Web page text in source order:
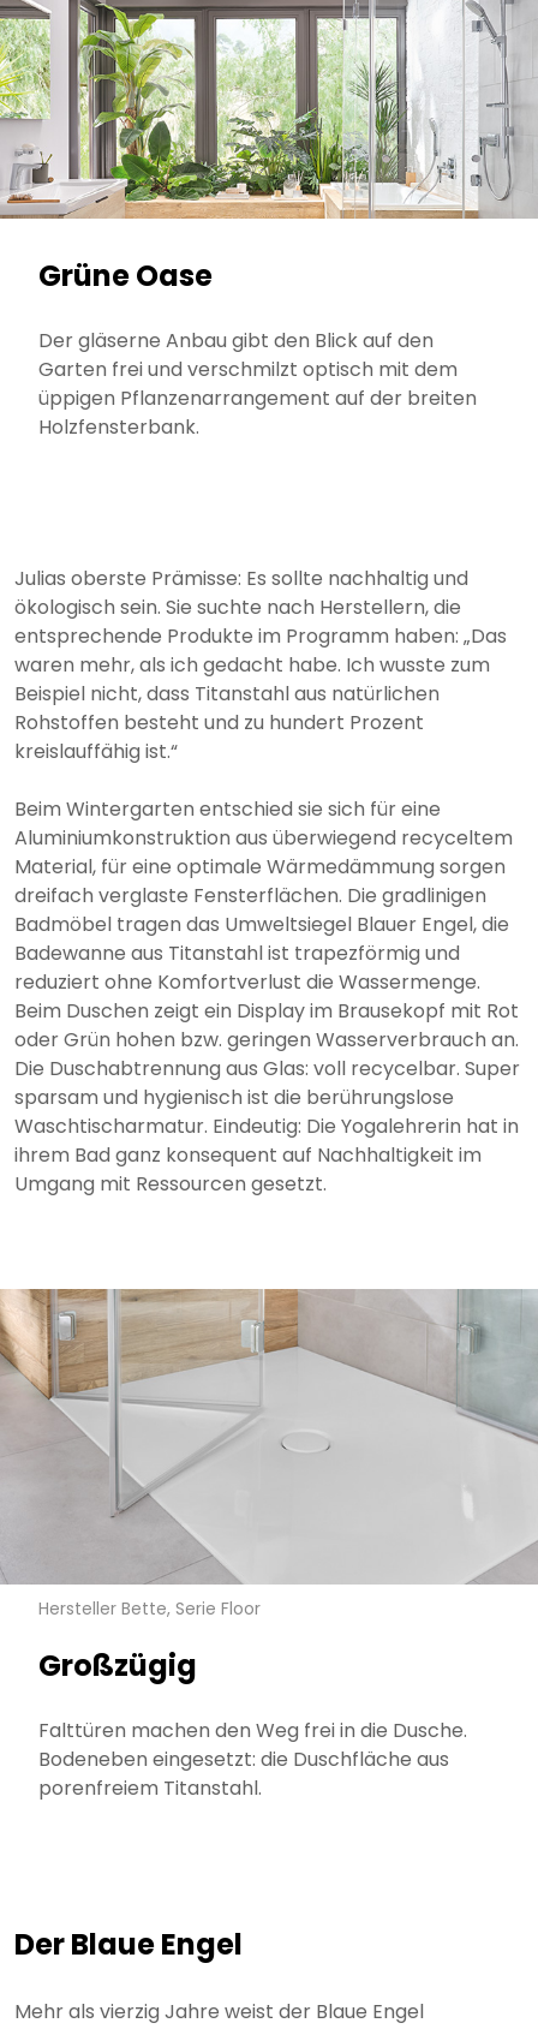
Grüne Oase
Der gläserne Anbau gibt den Blick auf den
Garten frei und verschmilzt optisch mit dem
üppigen Pflanzenarrangement auf der breiten
Holzfensterbank.
Julias oberste Prämisse: Es sollte nachhaltig und
ökologisch sein. Sie suchte nach Herstellern, die
entsprechende Produkte im Programm haben: „Das
waren mehr, als ich gedacht habe. Ich wusste zum
Beispiel nicht, dass Titanstahl aus natürlichen
Rohstoffen besteht und zu hundert Prozent
kreislauffähig ist.“
Beim Wintergarten entschied sie sich für eine
Aluminiumkonstruktion aus überwiegend recyceltem
Material, für eine optimale Wärmedämmung sorgen
dreifach verglaste Fensterflächen. Die gradlinigen
Badmöbel tragen das Umweltsiegel Blauer Engel, die
Badewanne aus Titanstahl ist trapezförmig und
reduziert ohne Komfortverlust die Wassermenge.
Beim Duschen zeigt ein Display im Brausekopf mit Rot
oder Grün hohen bzw. geringen Wasserverbrauch an.
Die Duschabtrennung aus Glas: voll recycelbar. Super
sparsam und hygienisch ist die berührungslose
Waschtischarmatur. Eindeutig: Die Yogalehrerin hat in
ihrem Bad ganz konsequent auf Nachhaltigkeit im
Umgang mit Ressourcen gesetzt.
Hersteller Bette, Serie Floor
Großzügig
Falttüren machen den Weg frei in die Dusche.
Bodeneben eingesetzt: die Duschfläche aus
porenfreiem Titanstahl.
Der Blaue Engel
Mehr als vierzig Jahre weist der Blaue Engel